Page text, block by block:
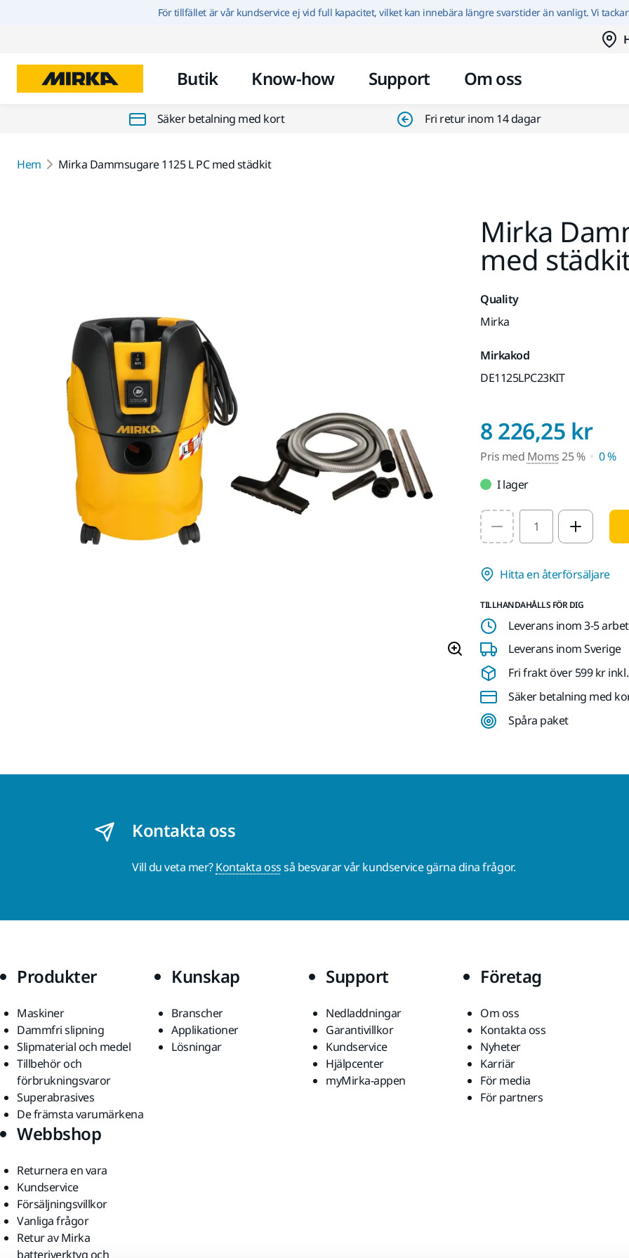
Hoppa till innehållet
För tillfället är vår kundservice ej vid full kapacitet, vilket kan innebära längre svarstider än vanligt. Vi
Butik Know-how Support Om oss
Säker betalning med kort Fri retur inom 14 dagar
Hem Mirka Dammsugare 1125 L PC med städkit
Mirka
med
Quality
Mirka
Mirkakod
DE1125LPC23KIT
8 226,25 kr
Pris med Moms25 %
0 %
I lager
Select quantity value
Hitta en återförsäljare
TILLHANDAHÅLLS FÖR DIG
Leverans inom 3-5
Leverans inom Sverige
Fri frakt över 599 kr
Säker betalning med
Spåra paket
Kontakta oss
Vill du veta mer?Kontakta ossså besvarar vår kundservice gärna dina frågor.
Produkter
Maskiner
Dammfri slipning
Slipmaterial och medel
Tillbehör och
förbrukningsvaror
Superabrasives
De främsta varumärkena
Kunskap
Branscher
Applikationer
Lösningar
Support
Nedladdningar
Garantivillkor
Kundservice
Hjälpcenter
myMirka-appen
Företag
Om oss
Kontakta oss
Nyheter
Karriär
För media
För partners
Webbshop
Returnera en vara
Kundservice
Försäljningsvillkor
Vanliga frågor
Retur av Mirka
batteriverktyg och